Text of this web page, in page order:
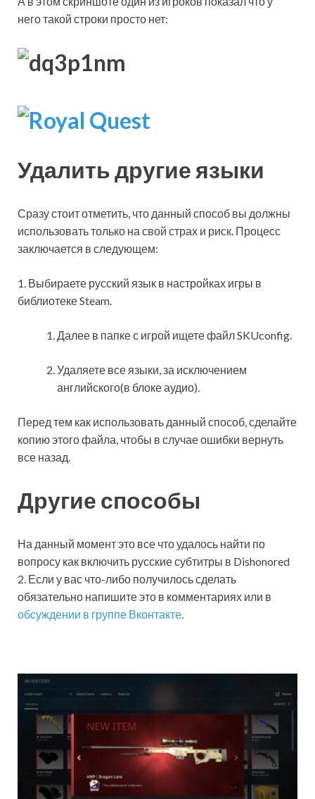
него такой строки просто нет:
Удалить другие языки
Сразу стоит отметить, что данный способ вы должны
использовать только на свой страх и риск. Процесс
заключается в следующем:
1. Выбираете русский язык в настройках игры в
библиотеке Steam.
Далее в папке с игрой ищете файл SKUconfig.
Удаляете все языки, за исключением
английского(в блоке аудио).
Перед тем как использовать данный способ, сделайте
копию этого файла, чтобы в случае ошибки вернуть
все назад.
Другие способы
На данный момент это все что удалось найти по
вопросу как включить русские субтитры в Dishonored
2. Если у вас что-либо получилось сделать
обязательно напишите это в комментариях или в
обсуждении в группе Вконтакте.